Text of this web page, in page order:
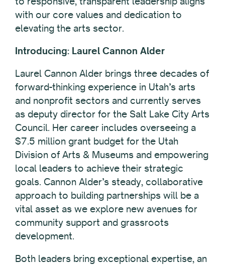
with our core values and dedication to
elevating the arts sector.
Introducing: Laurel Cannon Alder
Laurel Cannon Alder brings three decades of
forward-thinking experience in Utah’s arts
and nonprofit sectors and currently serves
as deputy director for the Salt Lake City Arts
Council. Her career includes overseeing a
$7.5 million grant budget for the Utah
Division of Arts & Museums and empowering
local leaders to achieve their strategic
goals. Cannon Alder’s steady, collaborative
approach to building partnerships will be a
vital asset as we explore new avenues for
community support and grassroots
development.
Both leaders bring exceptional expertise, an